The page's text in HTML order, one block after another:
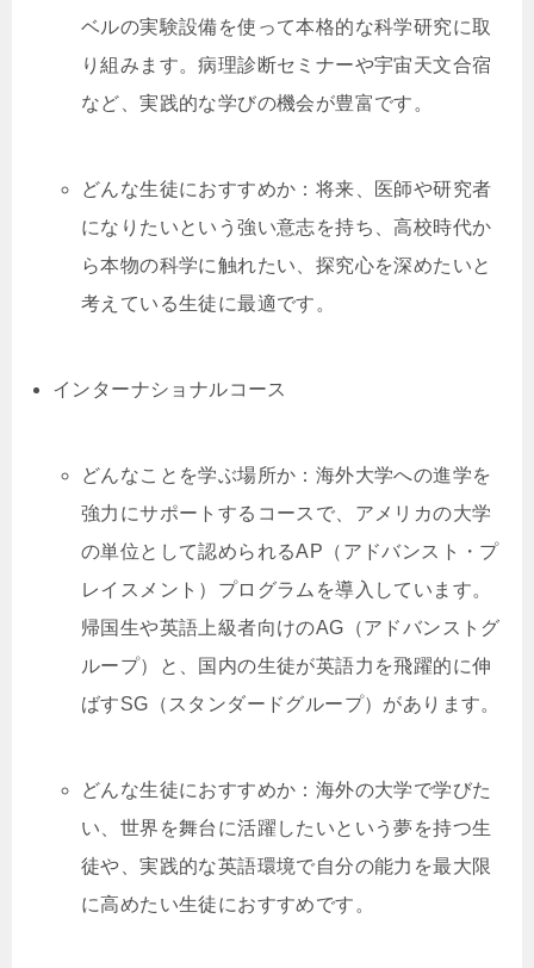
ベルの実験設備を使って本格的な科学研究に取
り組みます。病理診断セミナーや宇宙天文合宿
など、実践的な学びの機会が豊富です。
どんな生徒におすすめか：将来、医師や研究者
になりたいという強い意志を持ち、高校時代か
ら本物の科学に触れたい、探究心を深めたいと
考えている生徒に最適です。
インターナショナルコース
どんなことを学ぶ場所か：海外大学への進学を
強力にサポートするコースで、アメリカの大学
の単位として認められるAP（アドバンスト・プ
レイスメント）プログラムを導入しています。
帰国生や英語上級者向けのAG（アドバンストグ
ループ）と、国内の生徒が英語力を飛躍的に伸
ばすSG（スタンダードグループ）があります。
どんな生徒におすすめか：海外の大学で学びた
い、世界を舞台に活躍したいという夢を持つ生
徒や、実践的な英語環境で自分の能力を最大限
に高めたい生徒におすすめです。